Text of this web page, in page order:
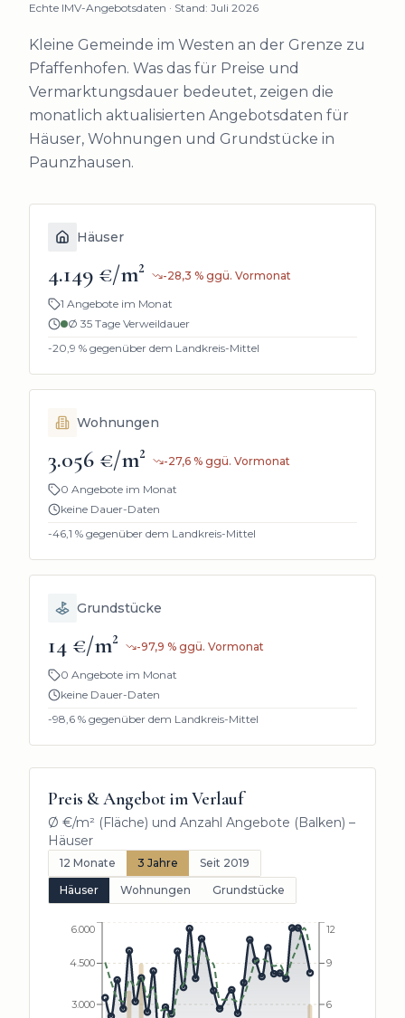
Echte IMV-Angebotsdaten · Stand: Juli 2026
Kleine Gemeinde im Westen an der Grenze zu
Pfaffenhofen. Was das für Preise und
Vermarktungsdauer bedeutet, zeigen die
monatlich aktualisierten Angebotsdaten für
Häuser, Wohnungen und Grundstücke in
Paunzhausen.
Häuser
4.149 €/m² -28,3 % ggü. Vormonat
1 Angebote im Monat
Ø 35 Tage Verweildauer
-20,9 % gegenüber dem Landkreis-Mittel
Wohnungen
3.056 €/m² -27,6 % ggü. Vormonat
0 Angebote im Monat
keine Dauer-Daten
-46,1 % gegenüber dem Landkreis-Mittel
Grundstücke
14 €/m² -97,9 % ggü. Vormonat
0 Angebote im Monat
keine Dauer-Daten
-98,6 % gegenüber dem Landkreis-Mittel
Preis & Angebot im Verlauf
Ø €/m² (Fläche) und Anzahl Angebote (Balken) –
Häuser
12 Monate 3 Jahre
Seit 2019
Häuser
Wohnungen Grundstücke
3.000
4.500
6.000
6
9
12